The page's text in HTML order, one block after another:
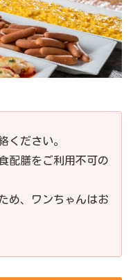
ください。
配膳をご利用不可の
め、ワンちゃんはお